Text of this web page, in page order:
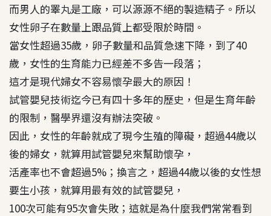
而男人的睪丸是工廠，可以源源不絕的製造精子。所以
女性卵子在數量上跟品質上都受限於時間。
當女性超過35歲，卵子數量和品質急速下降，到了40
歲，女性的生育能力已經差不多告一段落；
這才是現代婦女不容易懷孕最大的原因！
試管嬰兒技術迄今已有四十多年的歷史，但是生育年齡
的限制，醫學界還沒有辦法突破。
因此，女性的年齡就成了現今生殖的障礙，超過44歲以
後的婦女，就算用試管嬰兒來幫助懷孕，
活產率也不會超過5%；換言之，超過44歲以後的女性想
要生小孩，就算用最有效的試管嬰兒，
100次可能有95次會失敗；這就是為什麼我們常常看到